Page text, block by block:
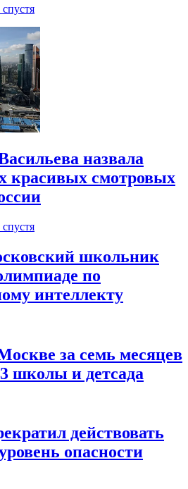
спустя
назвала
красивых смотровых
спустя
школьник
по
интеллекту
за семь месяцев
школы и детсада
действовать
опасности